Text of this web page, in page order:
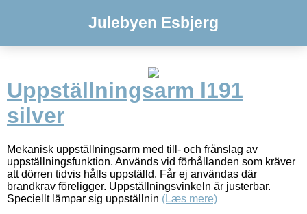
Julebyen Esbjerg
Uppställningsarm l191
silver
Mekanisk uppställningsarm med till- och frånslag av
uppställningsfunktion. Används vid förhållanden som kräver
att dörren tidvis hålls uppställd. Får ej användas där
brandkrav föreligger. Uppställningsvinkeln är justerbar.
Speciellt lämpar sig uppställnin (Læs mere)